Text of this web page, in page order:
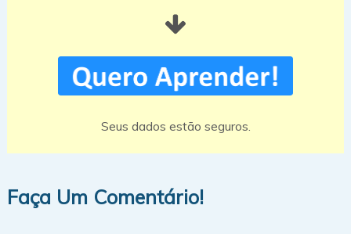
Seus dados estão seguros.
Faça Um Comentário!